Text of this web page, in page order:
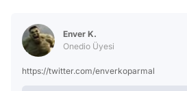
Enver K.
Onedio Üyesi
https://twitter.com/enverkoparmal